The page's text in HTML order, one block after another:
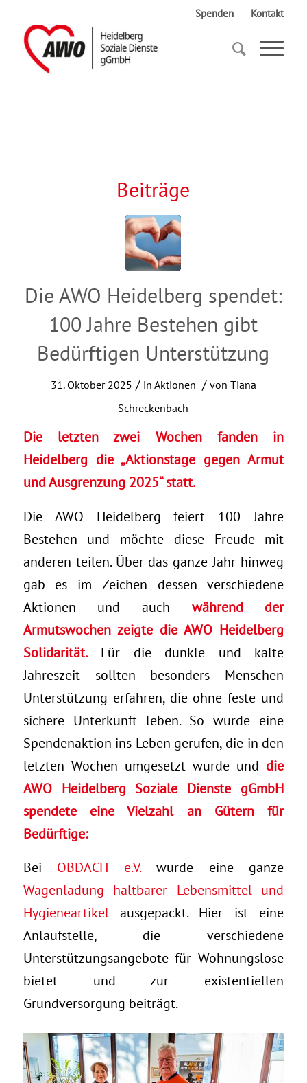
Spenden Kontakt
100 Jahre
Beiträge
Die AWO Heidelberg spendet:
100 Jahre Bestehen gibt
Bedürftigen Unterstützung
31. Oktober 2025 / in Aktionen / von Tiana
Schreckenbach
Die letzten zwei Wochen fanden in
Heidelberg die „Aktionstage gegen Armut
und Ausgrenzung 2025“ statt.
Die AWO Heidelberg feiert 100 Jahre
Bestehen und möchte diese Freude mit
anderen teilen. Über das ganze Jahr hinweg
gab es im Zeichen dessen verschiedene
Aktionen und auch während der
Armutswochen zeigte die AWO Heidelberg
Solidarität.Für die dunkle und kalte
Jahreszeit sollten besonders Menschen
Unterstützung erfahren, die ohne feste und
sichere Unterkunft leben. So wurde eine
Spendenaktion ins Leben gerufen, die in den
letzten Wochen umgesetzt wurde und die
AWO Heidelberg Soziale Dienste gGmbH
spendete eine Vielzahl an Gütern für
Bedürftige:
Bei OBDACH e.V.wurde eine ganze
Wagenladung haltbarer Lebensmittel und
Hygieneartikelausgepackt. Hier ist eine
Anlaufstelle, die verschiedene
Unterstützungsangebote für Wohnungslose
bietet und zur existentiellen
Grundversorgung beiträgt.